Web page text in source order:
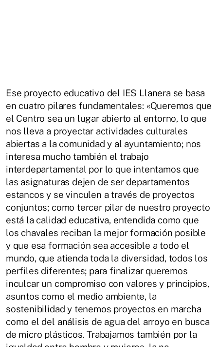
Ese proyecto educativo del IES Llanera se basa
en cuatro pilares fundamentales: «Queremos que
el Centro sea un lugar abierto al entorno, lo que
nos lleva a proyectar actividades culturales
abiertas a la comunidad y al ayuntamiento; nos
interesa mucho también el trabajo
interdepartamental por lo que intentamos que
las asignaturas dejen de ser departamentos
estancos y se vinculen a través de proyectos
conjuntos; como tercer pilar de nuestro proyecto
está la calidad educativa, entendida como que
los chavales reciban la mejor formación posible
y que esa formación sea accesible a todo el
mundo, que atienda toda la diversidad, todos los
perfiles diferentes; para finalizar queremos
inculcar un compromiso con valores y principios,
asuntos como el medio ambiente, la
sostenibilidad y tenemos proyectos en marcha
como el del análisis de agua del arroyo en busca
de micro plásticos. Trabajamos también por la